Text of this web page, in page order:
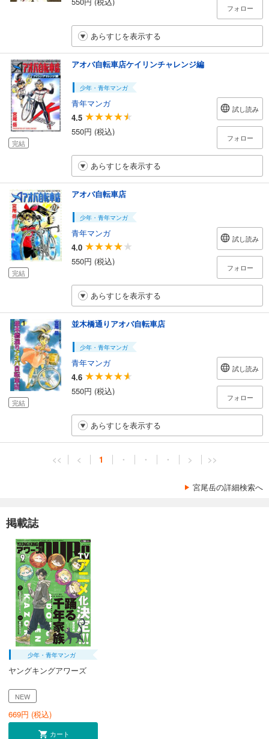
フォロー
あらすじを表示する
完結
アオバ自転車店ケイリンチャレンジ編
少年・青年マンガ
青年マンガ
4.5
550円 (税込)
試し読み
フォロー
あらすじを表示する
完結
アオバ自転車店
少年・青年マンガ
青年マンガ
4.0
550円 (税込)
試し読み
フォロー
あらすじを表示する
完結
並木橋通りアオバ自転車店
少年・青年マンガ
青年マンガ
4.6
550円 (税込)
試し読み
フォロー
あらすじを表示する
<< < 1 ・ ・ ・ > >>
宮尾岳の詳細検索へ
掲載誌
少年・青年マンガ
ヤングキングアワーズ
NEW
669円 (税込)
カート